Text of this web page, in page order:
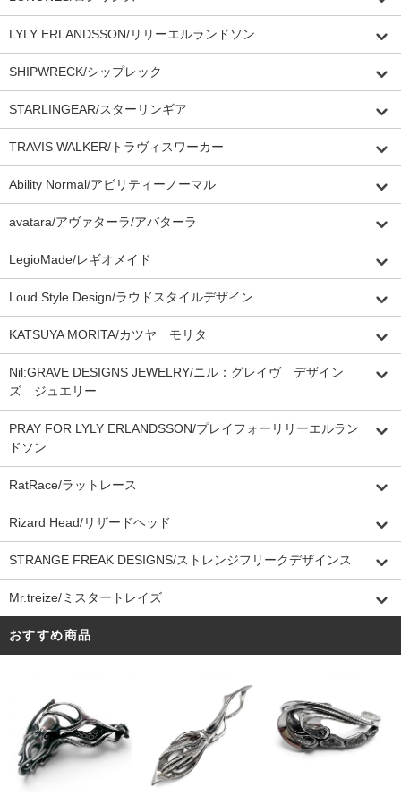
LYLY ERLANDSSON/リリーエルランドソン
SHIPWRECK/シップレック
STARLINGEAR/スターリンギア
TRAVIS WALKER/トラヴィスワーカー
Ability Normal/アビリティーノーマル
avatara/アヴァターラ/アバターラ
LegioMade/レギオメイド
Loud Style Design/ラウドスタイルデザイン
KATSUYA MORITA/カツヤ モリタ
Nil:GRAVE DESIGNS JEWELRY/ニル：グレイヴ デザイン
ズ ジュエリー
PRAY FOR LYLY ERLANDSSON/プレイフォーリリーエルラン
ドソン
RatRace/ラットレース
Rizard Head/リザードヘッド
STRANGE FREAK DESIGNS/ストレンジフリークデザインス
Mr.treize/ミスタートレイズ
おすすめ商品